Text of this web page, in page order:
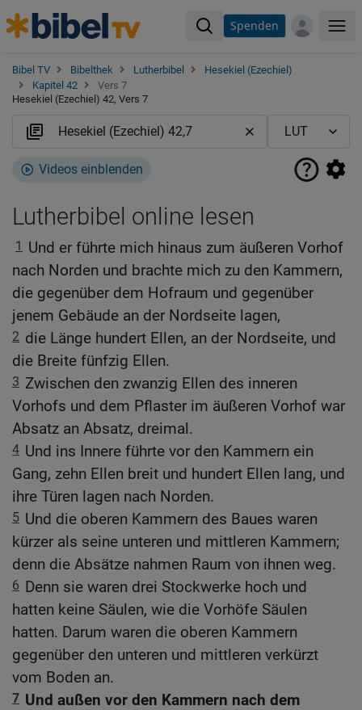
Spenden
Bibel TV Bibelthek Lutherbibel
Hesekiel (Ezechiel)
Kapitel 42
Vers 7
Hesekiel (Ezechiel) 42, Vers 7
Videos einblenden
Lutherbibel online lesen
1 Und er führte mich hinaus zum äußeren Vorhof
nach Norden und brachte mich zu den Kammern,
die gegenüber dem Hofraum und gegenüber
jenem Gebäude an der Nordseite lagen,
2 die Länge hundert Ellen, an der Nordseite, und
die Breite fünfzig Ellen.
3 Zwischen den zwanzig Ellen des inneren
Vorhofs und dem Pflaster im äußeren Vorhof war
Absatz an Absatz, dreimal.
4 Und ins Innere führte vor den Kammern ein
Gang, zehn Ellen breit und hundert Ellen lang, und
ihre Türen lagen nach Norden.
5 Und die oberen Kammern des Baues waren
kürzer als seine unteren und mittleren Kammern;
denn die Absätze nahmen Raum von ihnen weg.
6 Denn sie waren drei Stockwerke hoch und
hatten keine Säulen, wie die Vorhöfe Säulen
hatten. Darum waren die oberen Kammern
gegenüber den unteren und mittleren verkürzt
vom Boden an.
7 Und außen vor den Kammern nach dem